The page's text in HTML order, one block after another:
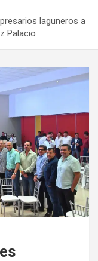
laguneros a
Palacio